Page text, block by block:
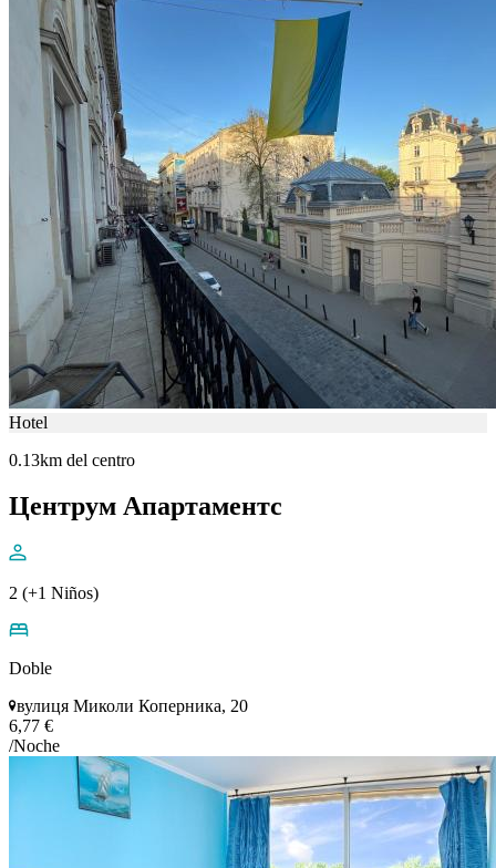
Hotel
0.13km del centro
Центрум Апартаментс
2 (+1 Niños)
Doble
вулиця Миколи Коперника, 20
6,77 €
/Noche